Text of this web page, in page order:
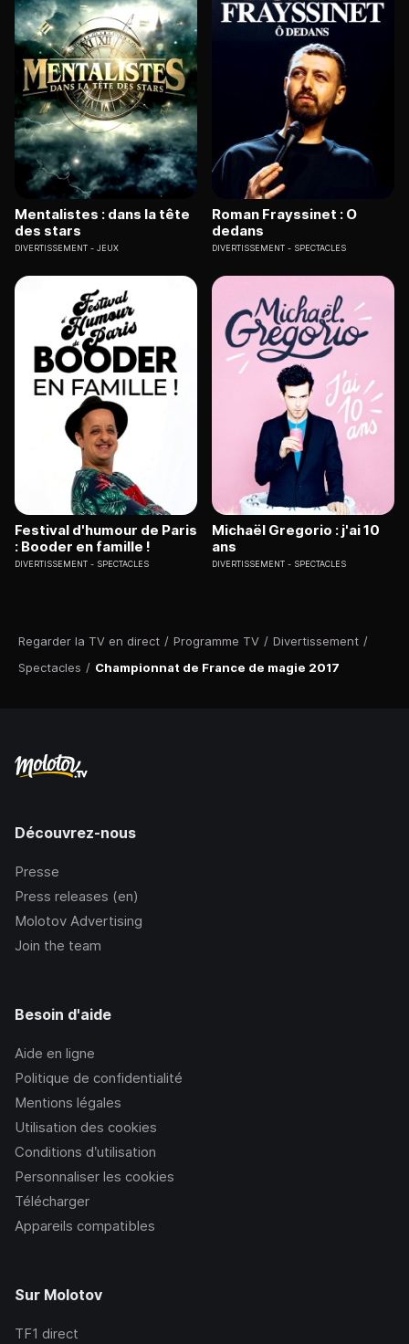
Regarder la TV en direct / Programme TV / Divertissement /
Spectacles / Championnat de France de magie 2017
Mentalistes : dans la tête
des stars
DIVERTISSEMENT JEUX
Roman Frayssinet : O
dedans
DIVERTISSEMENT SPECTACLES
Festival d'humour de Paris
: Booder en famille !
DIVERTISSEMENT SPECTACLES
Michaël Gregorio : j'ai 10
ans
DIVERTISSEMENT SPECTACLES
Découvrez-nous
Presse
Press releases (en)
Molotov Advertising
Join the team
Besoin d'aide
Aide en ligne
Politique de confidentialité
Mentions légales
Utilisation des cookies
Conditions d’utilisation
Personnaliser les cookies
Télécharger
Appareils compatibles
Sur Molotov
TF1 direct